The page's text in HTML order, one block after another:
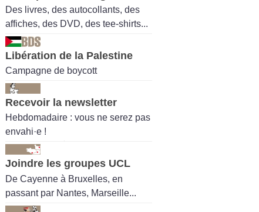
Des livres, des autocollants, des
affiches, des DVD, des tee-shirts...
Libération de la Palestine
Campagne de boycott
Recevoir la newsletter
Hebdomadaire : vous ne serez pas
envahi·e !
Joindre les groupes UCL
De Cayenne à Bruxelles, en
passant par Nantes, Marseille...